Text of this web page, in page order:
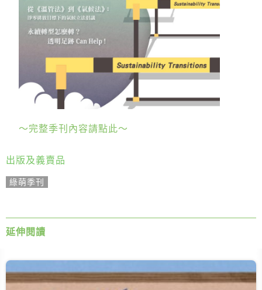
廢除核電
淨零轉型
透明足跡
綠盟觀點
工作側記
出版及義賣品
捐款支持
活動行事曆
～完整季刊內容請點此～
出版及義賣品
綠萌季刊
延伸閱讀